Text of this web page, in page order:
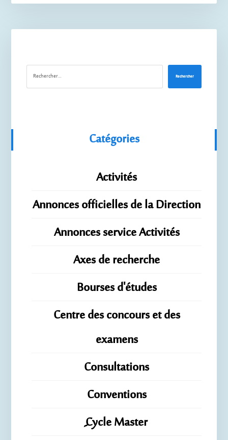
Rechercher
Catégories
Activités
Annonces officielles de la Direction
Annonces service Activités
Axes de recherche
Bourses d'études
Centre des concours et des
examens
Consultations
Conventions
ِِِCycle Master